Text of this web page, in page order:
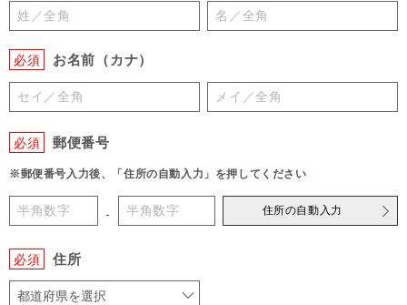
必須 お名前（カナ）
必須 郵便番号
※郵便番号入力後、「住所の自動入力」を押してください
- 住所の自動入力
必須 住所
都道府県を選択